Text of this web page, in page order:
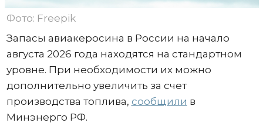
Фото: Freepik
Запасы авиакеросина в России на начало
августа 2026 года находятся на стандартном
уровне. При необходимости их можно
дополнительно увеличить за счет
производства топлива, сообщили в
Минэнерго РФ.